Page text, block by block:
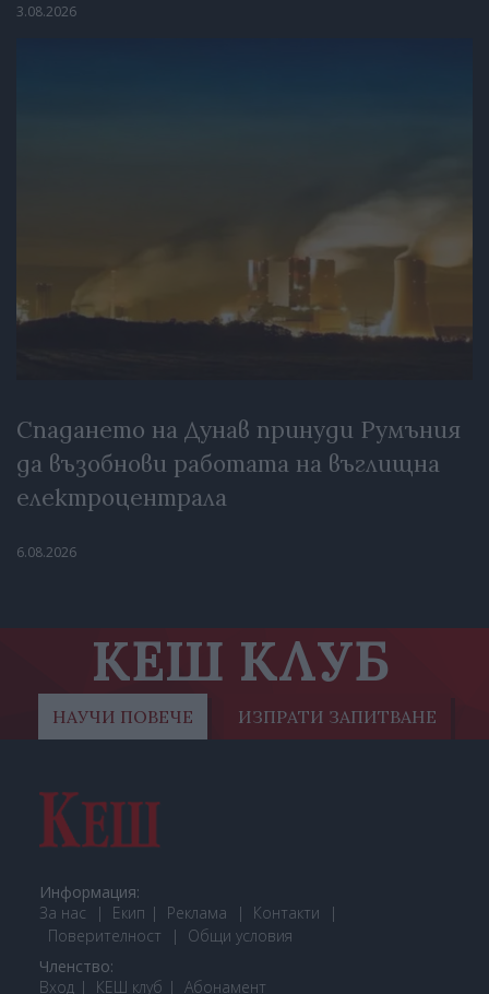
3.08.2026
Спадането на Дунав принуди Румъния
да възобнови работата на въглищна
електроцентрала
6.08.2026
КЕШ КЛУБ
НАУЧИ ПОВЕЧЕ ИЗПРАТИ ЗАПИТВАНЕ
Информация:
За нас
Екип Реклама
Контакти
Поверителност
Общи условия
Членство:
Вход
КЕШ клуб Абонамент